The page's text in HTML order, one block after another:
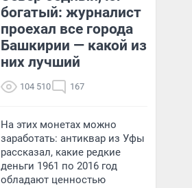
богатый: журналист
проехал все города
Башкирии — какой из
них лучший
104 510 167
На этих монетах можно
заработать: антиквар из Уфы
рассказал, какие редкие
деньги 1961 по 2016 год
обладают ценностью